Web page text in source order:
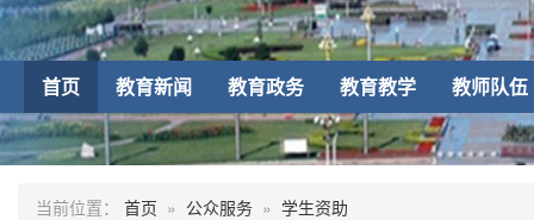
首页 教育新闻 教育政务 教育教学 教师队伍
当前位置： 首页 » 公众服务 » 学生资助